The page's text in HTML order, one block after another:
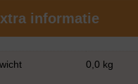
informatie
0,0 kg